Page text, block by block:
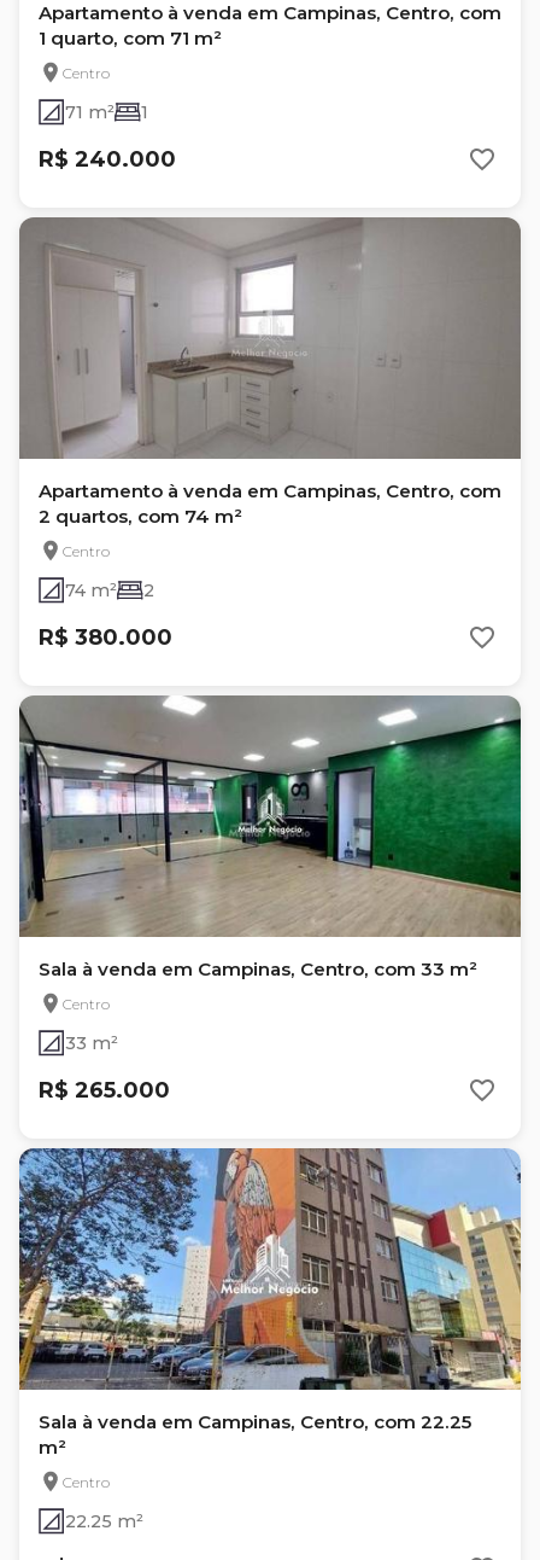
Apartamento à venda em Campinas, Centro, com
1 quarto, com 71 m²
Centro
71 m² 1
R$ 240.000
Apartamento à venda em Campinas, Centro, com
2 quartos, com 74 m²
Centro
74 m² 2
R$ 380.000
Sala à venda em Campinas, Centro, com 33 m²
Centro
33 m²
R$ 265.000
Sala à venda em Campinas, Centro, com 22.25
m²
Centro
22.25 m²